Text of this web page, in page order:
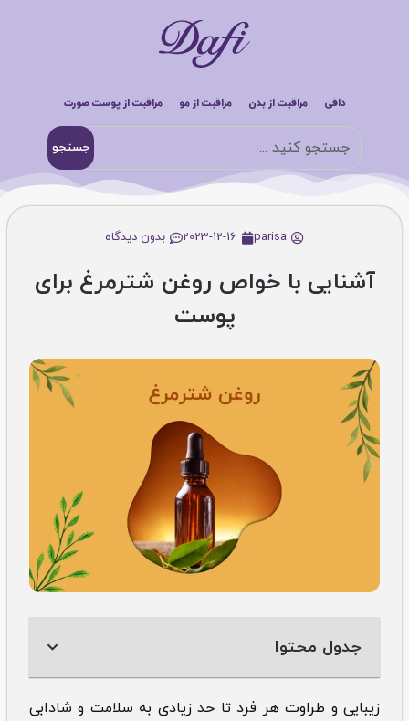
دافی مراقبت از بدن مراقبت از مو مراقبت از پوست صورت
جستجو
parisa
2023-12-16 بدون دیدگاه
آشنایی با خواص روغن شترمرغ برای
پوست
جدول محتوا
زیبایی و طراوت هر فرد تا حد زیادی به سلامت و شادابی